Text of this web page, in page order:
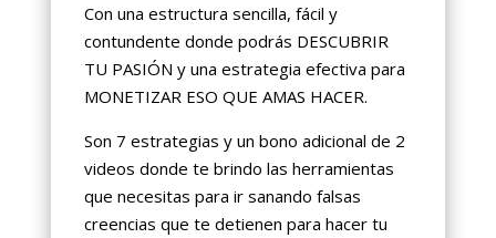
Con una estructura sencilla, fácil y
contundente donde podrás DESCUBRIR
TU PASIÓN y una estrategia efectiva para
MONETIZAR ESO QUE AMAS HACER.
Son 7 estrategias y un bono adicional de 2
videos donde te brindo las herramientas
que necesitas para ir sanando falsas
creencias que te detienen para hacer tu